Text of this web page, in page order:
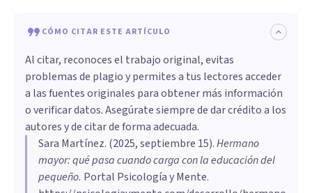
CÓMO CITAR ESTE ARTÍCULO
Al citar, reconoces el trabajo original, evitas
problemas de plagio y permites a tus lectores acceder
a las fuentes originales para obtener más información
o verificar datos. Asegúrate siempre de dar crédito a los
autores y de citar de forma adecuada.
Sara Martínez. (2025, septiembre 15).Hermano
mayor: qué pasa cuando carga con la educación del
pequeño. Portal Psicología y Mente.